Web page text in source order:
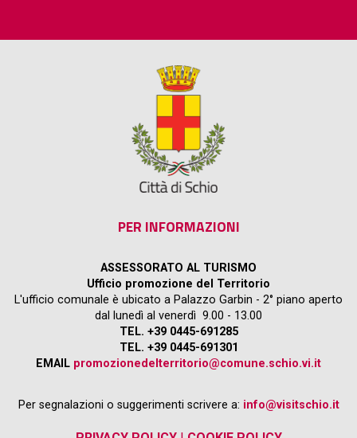
PER INFORMAZIONI
ASSESSORATO AL TURISMO
Ufficio promozione del Territorio
L'ufficio comunale è ubicato a Palazzo Garbin - 2° piano aperto
dal lunedì al venerdì 9.00 - 13.00
TEL. +39 0445-691285
TEL. +39 0445-691301
EMAIL promozionedelterritorio@comune.schio.vi.it
Per segnalazioni o suggerimenti scrivere a: info@visitschio.it